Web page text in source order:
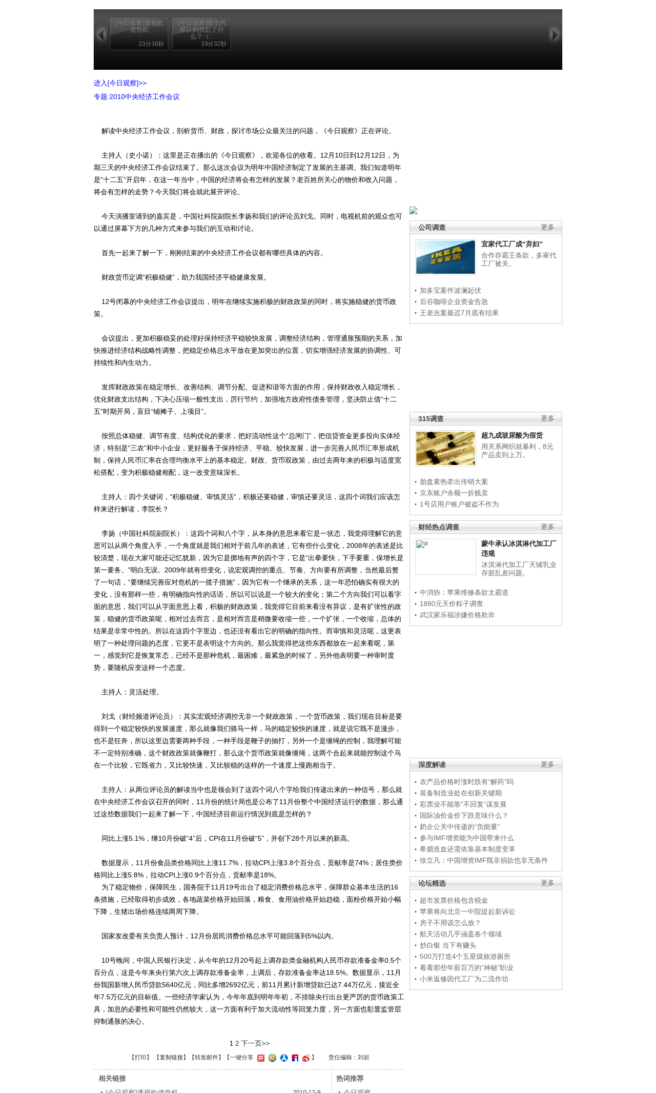
[今日观察]透视欧
债危机
23分38秒
[今日观察]楼市内
部认购扰乱了什
么？（...
19分32秒
更多
公司调查
宜家代工厂成“弃妇”
合作存霸王条款，多家代
工厂被关。
加多宝案件波澜起伏
后谷咖啡企业资金告急
王老吉案最迟7月底有结果
更多
315调查
超九成玻尿酸为假货
用关系网织就暴利，8元
产品卖到上万。
胎盘素热牵出传销大案
京东账户余额一折贱卖
1号店用户账户被盗不作为
更多
财经热点调查
蒙牛承认冰淇淋代加工厂
违规
冰淇淋代加工厂天辅乳业
存脏乱差问题。
中消协：苹果维修条款太霸道
1880元天价粽子调查
武汉家乐福涉嫌价格欺诈
更多
深度解读
农产品价格时涨时跌有“解药”吗
装备制造业处在创新关键期
彩票业不能靠“不回复”谋发展
国际油价金价下跌意味什么？
奶企公关中传递的“负能量”
参与IMF增资能为中国带来什么
希腊造血还需依靠基本制度变革
徐立凡：中国增资IMF既非捐款也非无条件
更多
论坛精选
超市发票价格包含税金
苹果将向北京一中院提起新诉讼
房子不用该怎么放？
航天活动几乎涵盖各个领域
炒白银 当下有赚头
500万打造4个五星级旅游厕所
看看那些年薪百万的“神秘”职业
小米返修因代工厂为二流作坊
进入[今日观察]>>
专题:2010中央经济工作会议
解读中央经济工作会议，剖析货币、财政，探讨市场公众最关注的问题，《今日观察》正在评论。
主持人（史小诺）：这里是正在播出的《今日观察》，欢迎各位的收看。12月10日到12月12日，为
期三天的中央经济工作会议结束了。那么这次会议为明年中国经济制定了发展的主基调。我们知道明年
是“十二五”开启年，在这一年当中，中国的经济将会有怎样的发展？老百姓所关心的物价和收入问题，
将会有怎样的走势？今天我们将会就此展开评论。
今天演播室请到的嘉宾是，中国社科院副院长李扬和我们的评论员刘戈。同时，电视机前的观众也可
以通过屏幕下方的几种方式来参与我们的互动和讨论。
首先一起来了解一下，刚刚结束的中央经济工作会议都有哪些具体的内容。
财政货币定调“积极稳健”，助力我国经济平稳健康发展。
12号闭幕的中央经济工作会议提出，明年在继续实施积极的财政政策的同时，将实施稳健的货币政
策。
会议提出，更加积极稳妥的处理好保持经济平稳较快发展，调整经济结构，管理通胀预期的关系，加
快推进经济结构战略性调整，把稳定价格总水平放在更加突出的位置，切实增强经济发展的协调性、可
持续性和内生动力。
发挥财政政策在稳定增长、改善结构、调节分配、促进和谐等方面的作用，保持财政收入稳定增长，
优化财政支出结构，下决心压缩一般性支出，厉行节约，加强地方政府性债务管理，坚决防止借“十二
五”时期开局，盲目“铺摊子、上项目”。
按照总体稳健、调节有度、结构优化的要求，把好流动性这个“总闸门”，把信贷资金更多投向实体经
济，特别是“三农”和中小企业，更好服务于保持经济、平稳、较快发展，进一步完善人民币汇率形成机
制，保持人民币汇率在合理均衡水平上的基本稳定。财政、货币双政策，由过去两年来的积极与适度宽
松搭配，变为积极稳健相配，这一改变意味深长。
主持人：四个关键词，“积极稳健、审慎灵活”，积极还要稳健，审慎还要灵活，这四个词我们应该怎
样来进行解读，李院长？
李扬（中国社科院副院长）：这四个词和八个字，从本身的意思来看它是一状态，我觉得理解它的意
思可以从两个角度入手，一个角度就是我们相对于前几年的表述，它有些什么变化，2008年的表述是比
较清楚，现在大家可能还记忆犹新，因为它是掷地有声的四个字，它是“出拳要快，下手要重，保增长是
第一要务。”明白无误。2009年就有些变化，说宏观调控的重点、节奏、方向要有所调整，当然最后赘
了一句话，“要继续完善应对危机的一揽子措施”，因为它有一个继承的关系，这一年恐怕确实有很大的
变化，没有那样一些，有明确指向性的话语，所以可以说是一个较大的变化；第二个方向我们可以看字
面的意思，我们可以从字面意思上看，积极的财政政策，我觉得它目前来看没有异议，是有扩张性的政
策，稳健的货币政策呢，相对过去而言，是相对而言是稍微要收缩一些，一个扩张，一个收缩，总体的
结果是非常中性的。所以在这四个字里边，也还没有看出它的明确的指向性。而审慎和灵活呢，这更表
明了一种处理问题的态度，它更不是表明这个方向的。那么我觉得把这些东西都放在一起来看呢，第
一，感觉到它是恢复常态，已经不是那种危机，最困难，最紧急的时候了，另外他表明要一种审时度
势，要随机应变这样一个态度。
主持人：灵活处理。
刘戈（财经频道评论员）：其实宏观经济调控无非一个财政政策，一个货币政策，我们现在目标是要
得到一个稳定较快的发展速度，那么就像我们骑马一样，马的稳定较快的速度，就是说它既不是漫步，
也不是狂奔，所以这里边需要两种手段，一种手段是鞭子的抽打，另外一个是缰绳的控制，我理解可能
不一定特别准确，这个财政政策就像鞭打，那么这个货币政策就像缰绳，这两个合起来就能控制这个马
在一个比较，它既省力，又比较快速，又比较稳的这样的一个速度上慢跑相当于。
主持人：从两位评论员的解读当中也是领会到了这四个词八个字给我们传递出来的一种信号，那么就
在中央经济工作会议召开的同时，11月份的统计局也是公布了11月份整个中国经济运行的数据，那么通
过这些数据我们一起来了解一下，中国经济目前运行情况到底是怎样的？
同比上涨5.1%，继10月份破“4”后，CPI在11月份破“5”，并创下28个月以来的新高。
数据显示，11月份食品类价格同比上涨11.7%，拉动CPI上涨3.8个百分点，贡献率是74%；居住类价
格同比上涨5.8%，拉动CPI上涨0.9个百分点，贡献率是18%。
为了稳定物价，保障民生，国务院于11月19号出台了稳定消费价格总水平，保障群众基本生活的16
条措施，已经取得初步成效，各地蔬菜价格开始回落，粮食、食用油价格开始趋稳，面粉价格开始小幅
下降，生猪出场价格连续两周下降。
国家发改委有关负责人预计，12月份居民消费价格总水平可能回落到5%以内。
10号晚间，中国人民银行决定，从今年的12月20号起上调存款类金融机构人民币存款准备金率0.5个
百分点，这是今年来央行第六次上调存款准备金率，上调后，存款准备金率达18.5%。数据显示，11月
份我国新增人民币贷款5640亿元，同比多增2692亿元，前11月累计新增贷款已达7.44万亿元，接近全
年7.5万亿元的目标值。一些经济学家认为，今年年底到明年年初，不排除央行出台更严厉的货币政策工
具，加息的必要性和可能性仍然较大，这一方面有利于加大流动性等回笼力度，另一方面也彰显监管层
抑制通胀的决心。
1 2 下一页>>
【打印 】 【复制链接】【转发邮件】 【一键分享 】 责任编辑：刘岩
相关链接
热词推荐